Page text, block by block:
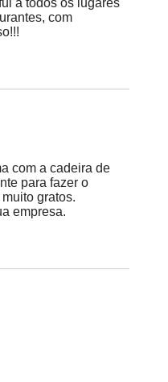
a todos os lugares
com
com a cadeira de
para fazer o
gratos.
empresa.